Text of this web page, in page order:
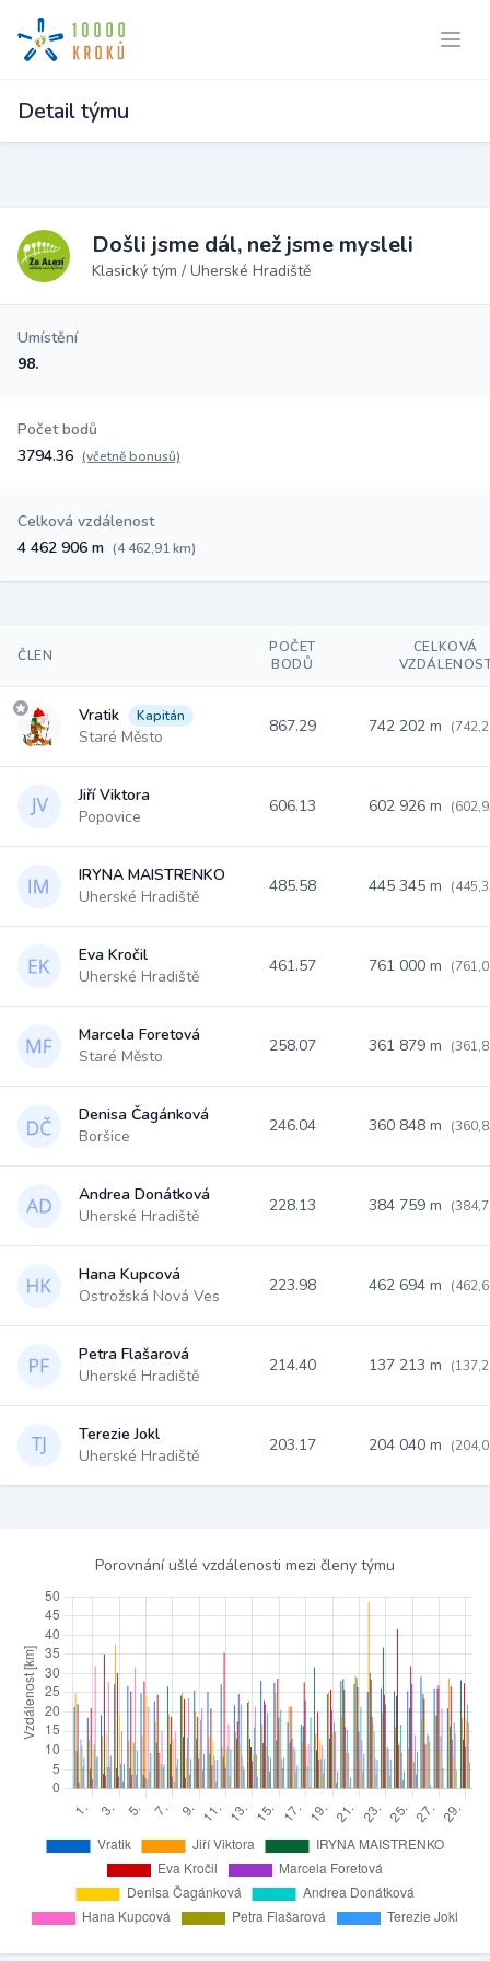
Detail týmu
Došli jsme dál, než jsme mysleli
Klasický tým / Uherské Hradiště
Umístění
98.
Počet bodů
3794.36 (včetně bonusů)
Celková vzdálenost
4 462 906 m (4 462,91 km)
ČLEN
POČET
BODŮ
CELKOVÁ
Vratik Kapitán
Staré Město
867.29 742 202 m
Jiří Viktora
Popovice
606.13 602 926 m
IRYNA MAISTRENKO
Uherské Hradiště
485.58 445 345 m
Eva Kročil
Uherské Hradiště
461.57 761 000 m
Marcela Foretová
Staré Město
258.07 361 879 m
Denisa Čagánková
Boršice
246.04 360 848 m
Andrea Donátková
Uherské Hradiště
228.13 384 759 m
Hana Kupcová
Ostrožská Nová Ves
223.98 462 694 m
Petra Flašarová
Uherské Hradiště
214.40 137 213 m
Terezie Jokl
Uherské Hradiště
203.17 204 040 m
Porovnání ušlé vzdálenosti mezi členy týmu